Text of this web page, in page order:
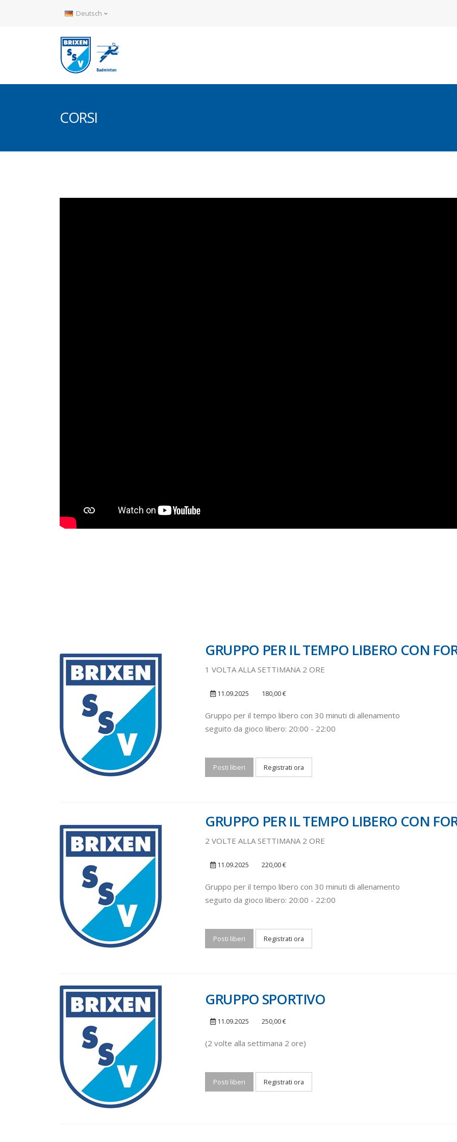
Deutsch
CORSI
GRUPPO PER IL TEMPO LIBERO CON
1 VOLTA ALLA SETTIMANA 2 ORE
11.09.2025 180,00 €
Gruppo per il tempo libero con 30 minuti di allenamento
seguito da gioco libero: 20:00 - 22:00
Posti liberi Registrati ora
GRUPPO PER IL TEMPO LIBERO CON
2 VOLTE ALLA SETTIMANA 2 ORE
11.09.2025 220,00 €
Gruppo per il tempo libero con 30 minuti di allenamento
seguito da gioco libero: 20:00 - 22:00
Posti liberi Registrati ora
GRUPPO SPORTIVO
11.09.2025 250,00 €
(2 volte alla settimana 2 ore)
Posti liberi Registrati ora